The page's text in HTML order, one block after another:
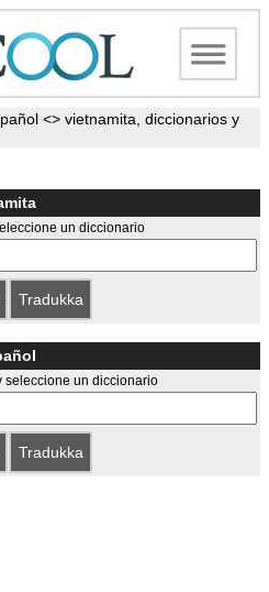
<> vietnamita, diccionarios y
un diccionario
Tradukka
seleccione un diccionario
Tradukka